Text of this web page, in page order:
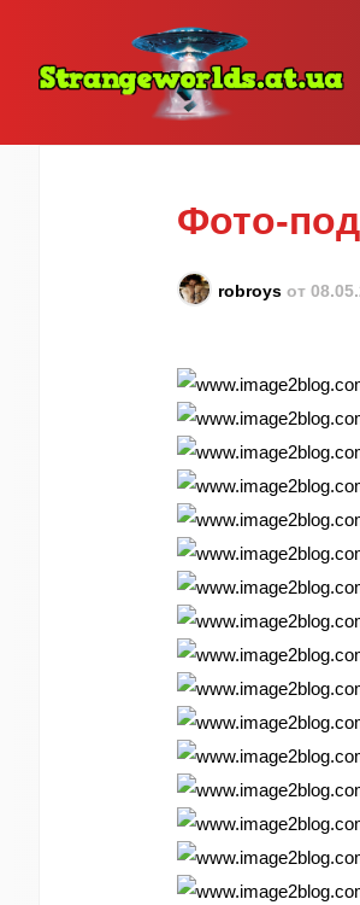
Фото-
robroys от